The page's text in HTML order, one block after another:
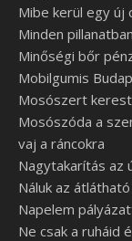
Mibe kerül egy új
Minden
Minőségi bőr
Mobilgumis
Mosószert
Mosószóda a
vaj a ráncokra
Nagytakarítás az
Náluk az
Napelem
Ne csak a ruháid